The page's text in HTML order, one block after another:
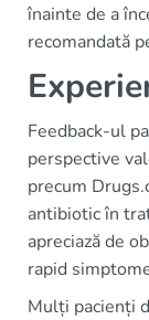
înainte de a
recomandată
Feedback-ul
perspective
precum
antibiotic în
apreciază de
rapid
Mulți pacienți